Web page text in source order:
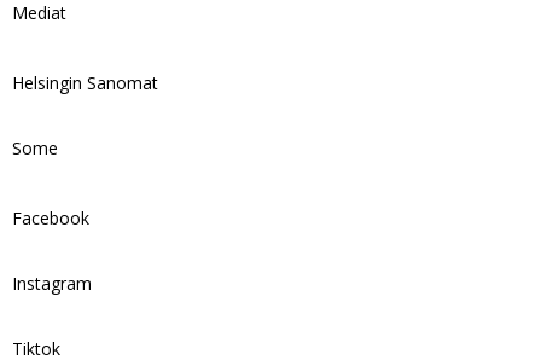
Mediat
Helsingin Sanomat
Some
Facebook
Instagram
Tiktok